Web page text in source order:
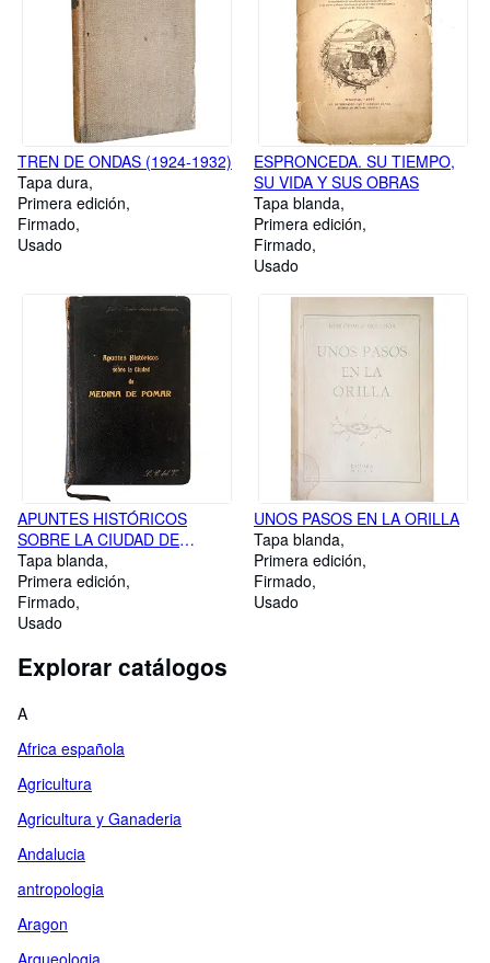
TREN DE ONDAS (1924-1932)
Tapa dura
Primera edición
Firmado
Usado
ESPRONCEDA. SU TIEMPO,
SU VIDA Y SUS OBRAS
Tapa blanda
Primera edición
Firmado
Usado
APUNTES HISTÓRICOS
SOBRE LA CIUDAD DE
MEDINA DE POMAR
Tapa blanda
Primera edición
Firmado
Usado
UNOS PASOS EN LA ORILLA
Tapa blanda
Primera edición
Firmado
Usado
Explorar catálogos
A
Africa española
Agricultura
Agricultura y Ganaderia
Andalucia
antropologia
Aragon
Arqueologia